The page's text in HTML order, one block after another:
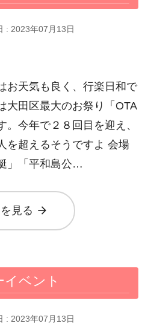
: 2023年07月13日
お天気も良く、行楽日和で
大田区最大のお祭り「OTA
今年で２８回目を迎え、
を超えるそうですよ 会場
」「平和島公…
見る arrow_forward
ベント
: 2023年07月13日